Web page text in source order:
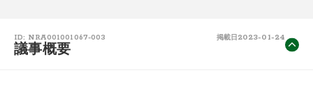
ID: NRA001001067-003 掲載日 2023-01-24
議事概要